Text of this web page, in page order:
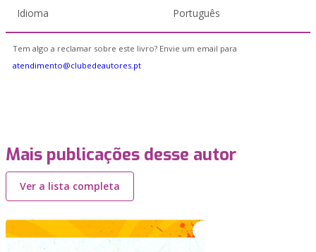
Idioma Português
Tem algo a reclamar sobre este livro? Envie um email para
atendimento@clubedeautores.pt
Mais publicações desse autor
Ver a lista completa